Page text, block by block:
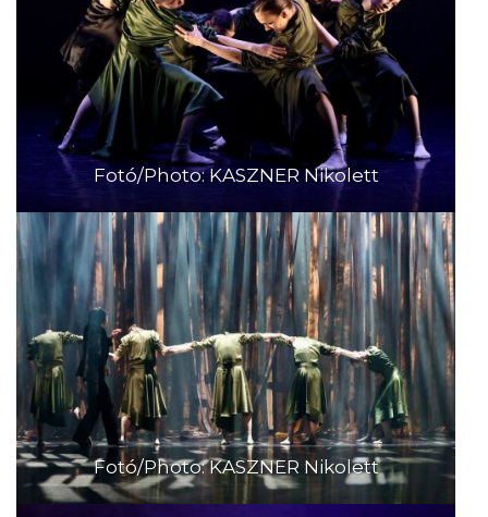
Fotó/Photo: KASZNER Nikolett
Fotó/Photo: KASZNER Nikolett